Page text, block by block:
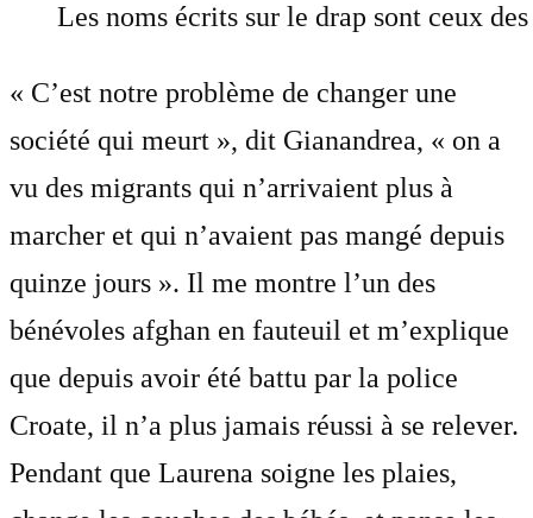
Les noms écrits sur le drap sont ceux
« C’est notre problème de changer une
société qui meurt », dit Gianandrea, « on a
vu des migrants qui n’arrivaient plus à
marcher et qui n’avaient pas mangé depuis
quinze jours ». Il me montre l’un des
bénévoles afghan en fauteuil et m’explique
que depuis avoir été battu par la police
Croate, il n’a plus jamais réussi à se relever.
Pendant que Laurena soigne les plaies,